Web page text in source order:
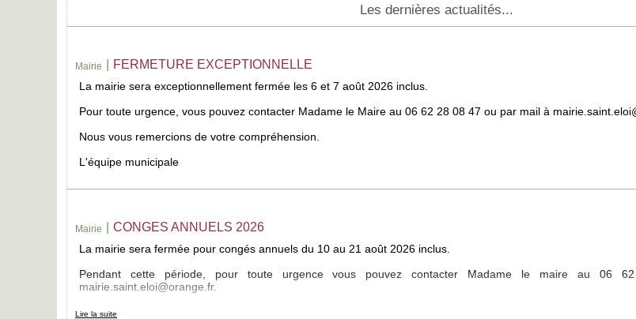
Les dernières actualités...
Mairie FERMETURE EXCEPTIONNELLE
La mairie sera exceptionnellement fermée les 6 et 7 août 2026 inclus.
Pour toute urgence, vous pouvez contacter Madame le Maire au 06 62 28 08 47 ou par mail à
Nous vous remercions de votre compréhension.
L'équipe municipale
Mairie CONGES ANNUELS 2026
La mairie sera fermée pour congés annuels du 10 au 21 août 2026 inclus.
Pendant cette période, pour toute urgence vous pouvez contacter Madame le maire au
mairie.saint.eloi@orange.fr.
Le secrétariat réouvrira aux horaires habituels le lundi 24 août.
Lire la suite